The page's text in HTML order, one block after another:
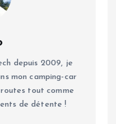
depuis 2009, je
mon camping-car
tout comme
de détente !